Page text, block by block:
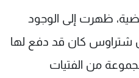
ظهرت إلى الوجود
شتراوس كان قد دفع لها
مجموعة من الفتيات